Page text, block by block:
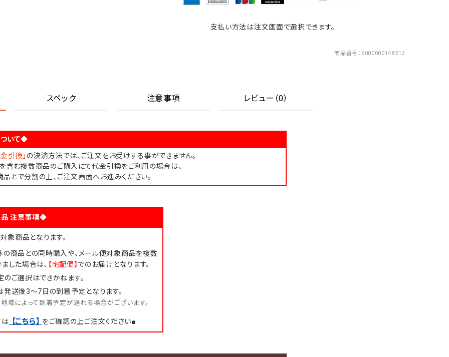
支払い方法は注文画面で選択できます。
商品番号 6000000148212
スペック 注意事項 レビュー（0）
いて◆
引換」 の決済方法では、ご注文をお受けする事ができません。
を含む複数商品のご購入にて代金引換をご利用の場合は、
とで分割の上、ご注文画面へお進みください。
注意事項◆
象商品となります。
の商品との同時購入や、メール便対象商品を複数
した場合は、 【宅配便】 でのお届けとなります。
ご選択はできかねます。
送後3～7日の到着予定となります。
域によって到着予定が遅れる場合がございます。
は 【こちら】 をご確認の上ご注文ください■